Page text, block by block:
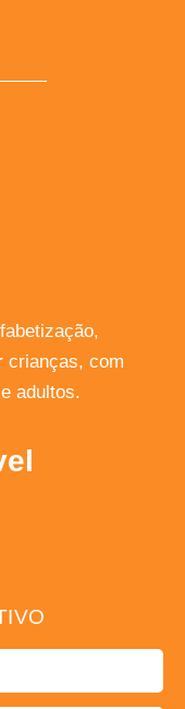
crianças, com
adultos.